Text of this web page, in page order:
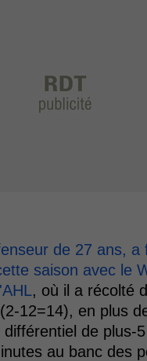
de 27 ans, a
saison avec le
, où il a récolté
12=14), en plus
différentiel de plus-
au banc des